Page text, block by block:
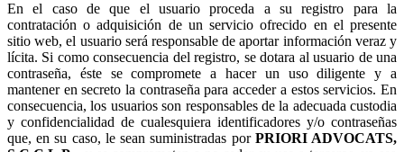
En el caso de que el usuario proceda a su registro para la
contratación o adquisición de un servicio ofrecido en el presente
sitio web, el usuario será responsable de aportar información veraz y
lícita. Si como consecuencia del registro, se dotara al usuario de una
contraseña, éste se compromete a hacer un uso diligente y a
mantener en secreto la contraseña para acceder a estos servicios. En
consecuencia, los usuarios son responsables de la adecuada custodia
y confidencialidad de cualesquiera identificadores y/o contraseñas
que, en su caso, le sean suministradas por